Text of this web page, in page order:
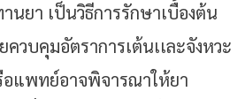
นยา เป็นวิธีการรักษาเบื้องต้น
ควบคุมอัตราการเต้นเเละจังหวะ
อแพทย์อาจพิจารณาให้ยา